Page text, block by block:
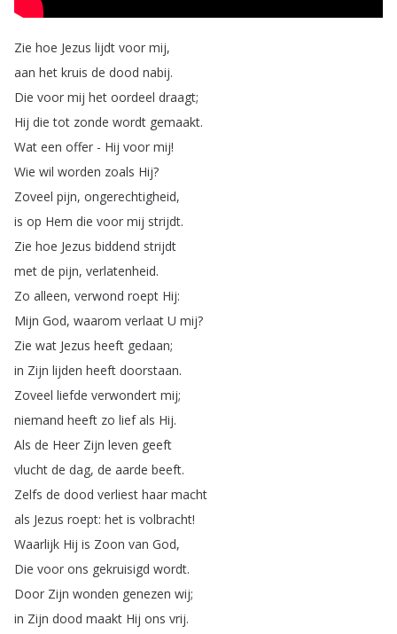
Zie hoe Jezus lijdt voor mij,
aan het kruis de dood nabij.
Die voor mij het oordeel draagt;
Hij die tot zonde wordt gemaakt.
Wat een offer - Hij voor mij!
Wie wil worden zoals Hij?
Zoveel pijn, ongerechtigheid,
is op Hem die voor mij strijdt.
Zie hoe Jezus biddend strijdt
met de pijn, verlatenheid.
Zo alleen, verwond roept Hij:
Mijn God, waarom verlaat U mij?
Zie wat Jezus heeft gedaan;
in Zijn lijden heeft doorstaan.
Zoveel liefde verwondert mij;
niemand heeft zo lief als Hij.
Als de Heer Zijn leven geeft
vlucht de dag, de aarde beeft.
Zelfs de dood verliest haar macht
als Jezus roept: het is volbracht!
Waarlijk Hij is Zoon van God,
Die voor ons gekruisigd wordt.
Door Zijn wonden genezen wij;
in Zijn dood maakt Hij ons vrij.